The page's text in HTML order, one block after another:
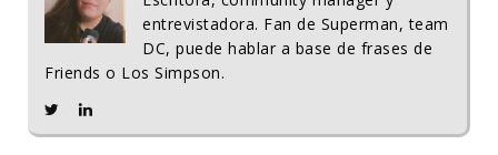
entrevistadora. Fan de Superman, team
DC, puede hablar a base de frases de
Friends o Los Simpson.